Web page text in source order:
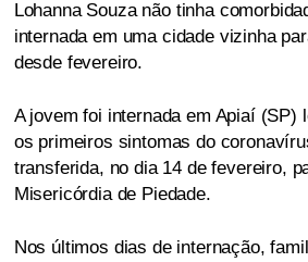
Lohanna Souza não tinha
internada em uma cidade vizinha
desde fevereiro.
A jovem foi internada em Apiaí (SP)
os primeiros sintomas do
transferida, no dia 14 de fevereiro,
Misericórdia de Piedade.
Nos últimos dias de internação,